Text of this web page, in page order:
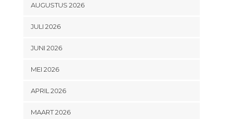
AUGUSTUS 2026
JULI 2026
JUNI 2026
MEI 2026
APRIL 2026
MAART 2026